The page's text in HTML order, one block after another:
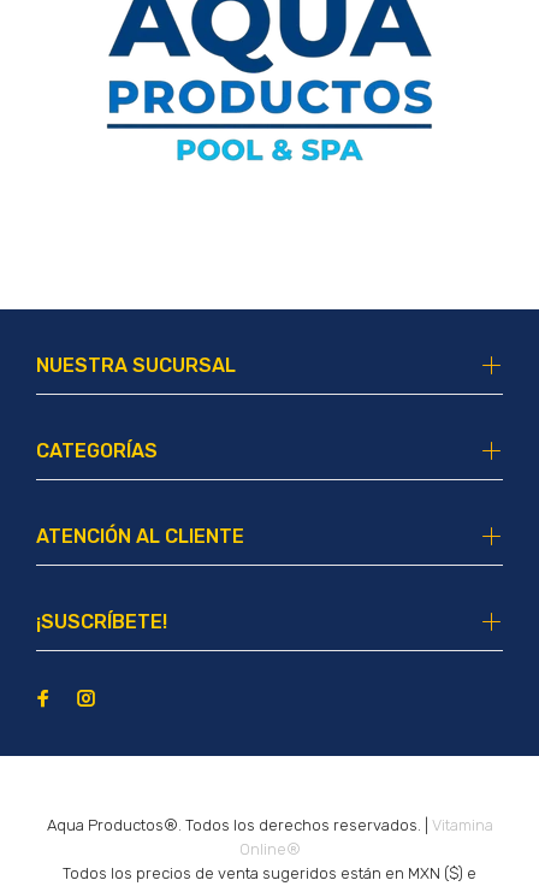
NUESTRA SUCURSAL
CATEGORÍAS
ATENCIÓN AL CLIENTE
¡SUSCRÍBETE!
Aqua Productos®. Todos los derechos reservados. | Vitamina
Online®
Todos los precios de venta sugeridos están en MXN ($) e